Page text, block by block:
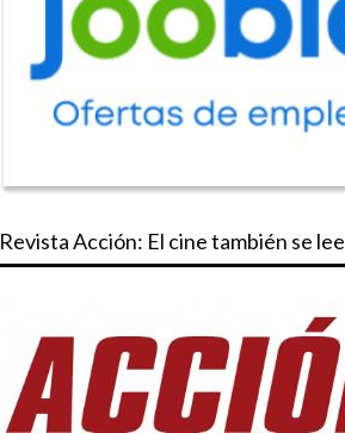
Revista Acción: El cine también se lee